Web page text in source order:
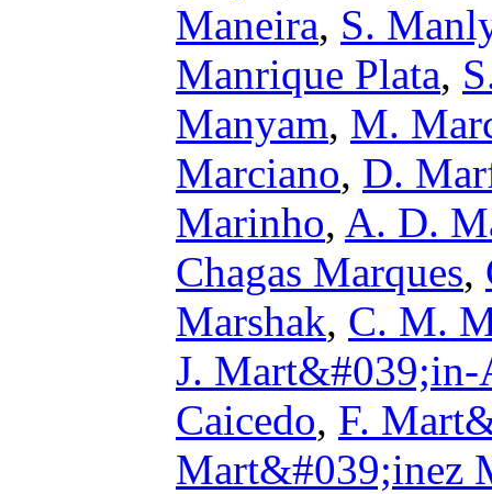
Maneira, S.
Manrique Plata,
Manyam, M.
Marciano, D.
Marinho, A. D.
Chagas Marques,
Marshak, C. M.
J.
Caicedo, F.
Mart&#039;inez